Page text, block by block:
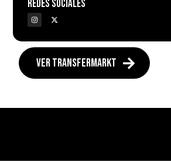
Redes Sociales
VER TRANSFERMARKT